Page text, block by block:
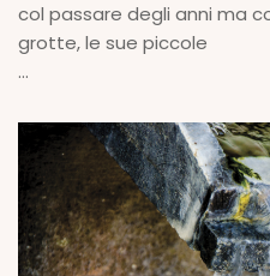
col passare degli anni ma
grotte, le sue piccole
...